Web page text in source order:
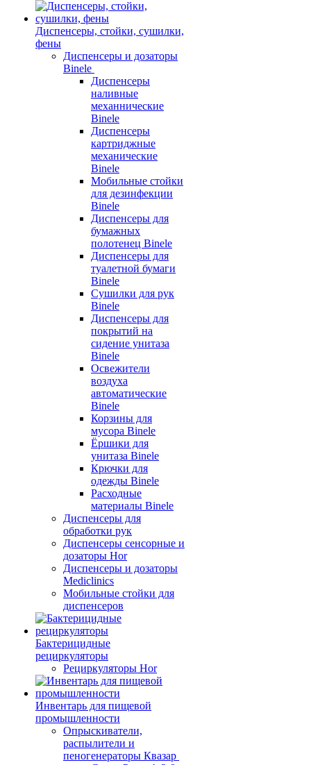
Диспенсеры, стойки, сушилки,
фены
Диспенсеры и дозаторы
Binele
Диспенсеры
наливные
механнические
Binele
Диспенсеры
картриджные
механические
Binele
Мобильные стойки
для дезинфекции
Binele
Диспенсеры для
бумажных
полотенец Binele
Диспенсеры для
туалетной бумаги
Binele
Сушилки для рук
Binele
Диспенсеры для
покрытий на
сидение унитаза
Binele
Освежители
воздуха
автоматические
Binele
Корзины для
мусора Binele
Ёршики для
унитаза Binele
Крючки для
одежды Binele
Расходные
материалы Binele
Диспенсеры для
обработки рук
Диспенсеры сенсорные и
дозаторы Hor
Диспенсеры и дозаторы
Mediclinics
Мобильные стойки для
диспенсеров
Бактерицидные
рециркуляторы
Рециркуляторы Hor
Инвентарь для пищевой
промышленности
Опрыскиватели,
распылители и
пеногенераторы Квазар